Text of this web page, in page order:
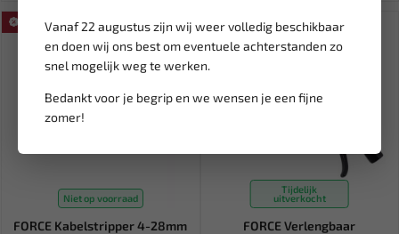
Vanaf 22 augustus zijn wij weer volledig beschikbaar
en doen wij ons best om eventuele achterstanden zo
snel mogelijk weg te werken.
Bedankt voor je begrip en we wensen je een fijne
zomer!
SALE!
Niet op voorraad
FORCE Kabelstripper 4-28mm
SALE!
Tijdelijk
uitverkocht
FORCE Verlengbaar